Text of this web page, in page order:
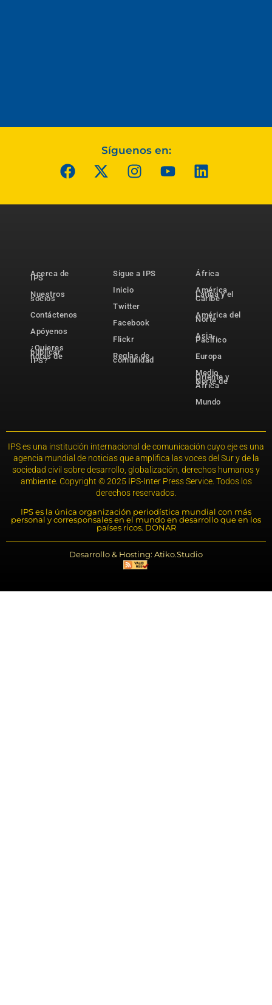
Síguenos en:
Acerca de
IPS
Nuestros
socios
Contáctenos
Apóyenos
¿Quieres
publicar
notas de
IPS?
Sigue a IPS
Inicio
Twitter
Facebook
Flickr
Reglas de
comunidad
África
América
Latina y el
Caribe
América del
Norte
Asia-
Pacífico
Europa
Medio
Oriente y
Norte de
África
Mundo
IPS es una institución internacional de comunicación cuyo eje es una
agencia mundial de noticias que amplifica las voces del Sur y de la
sociedad civil sobre desarrollo, globalización, derechos humanos y
ambiente. Copyright © 2025 IPS-Inter Press Service. Todos los
derechos reservados.
IPS es la única organización periodística mundial con más
personal y corresponsales en el mundo en desarrollo que en los
países ricos. DONAR
Desarrollo & Hosting: Atiko.Studio